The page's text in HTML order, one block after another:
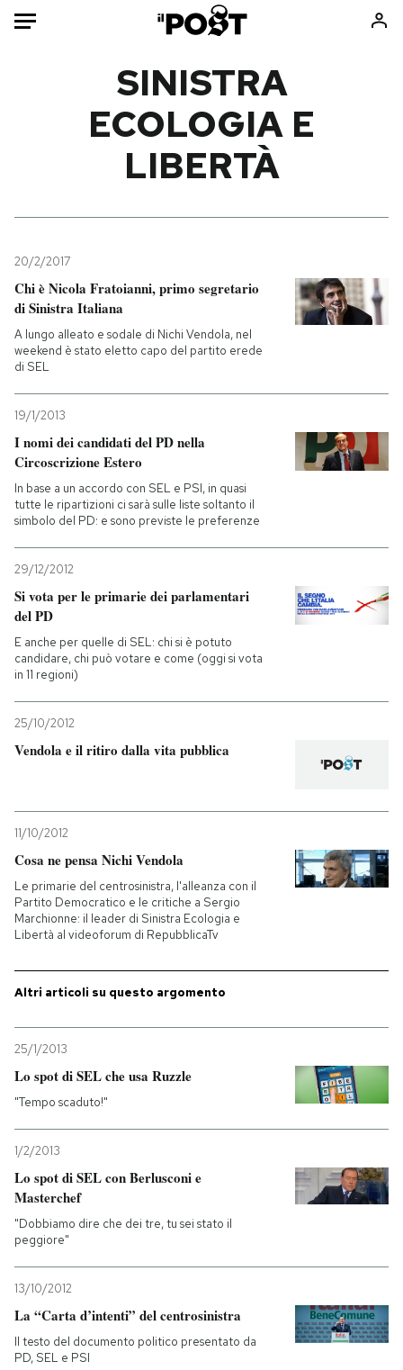
Internet
Scienza
Cultura
Economia
Sport
Moda
Libri
Media
Altrecose
Mondiali calcio 2026
PODCAST
NEWSLETTER
SHOP
CALENDARIO
AREA PERSONALE
SINISTRA
ECOLOGIA E
LIBERTÀ
20/2/2017
Chi è Nicola Fratoianni, primo segretario
di Sinistra Italiana
A lungo alleato e sodale di Nichi Vendola, nel
weekend è stato eletto capo del partito erede
di SEL
19/1/2013
I nomi dei candidati del PD nella
Circoscrizione Estero
In base a un accordo con SEL e PSI, in quasi
tutte le ripartizioni ci sarà sulle liste soltanto il
simbolo del PD: e sono previste le preferenze
29/12/2012
Si vota per le primarie dei parlamentari
del PD
E anche per quelle di SEL: chi si è potuto
candidare, chi può votare e come (oggi si vota
in 11 regioni)
25/10/2012
Vendola e il ritiro dalla vita pubblica
11/10/2012
Cosa ne pensa Nichi Vendola
Le primarie del centrosinistra, l'alleanza con il
Partito Democratico e le critiche a Sergio
Marchionne: il leader di Sinistra Ecologia e
Libertà al videoforum di RepubblicaTv
Altri articoli su questo argomento
25/1/2013
Lo spot di SEL che usa Ruzzle
"Tempo scaduto!"
1/2/2013
Lo spot di SEL con Berlusconi e
Masterchef
"Dobbiamo dire che dei tre, tu sei stato il
peggiore"
13/10/2012
La “Carta d’intenti” del centrosinistra
Il testo del documento politico presentato da
PD, SEL e PSI